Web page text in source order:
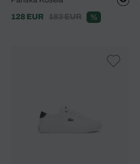
128 EUR
183 EUR %